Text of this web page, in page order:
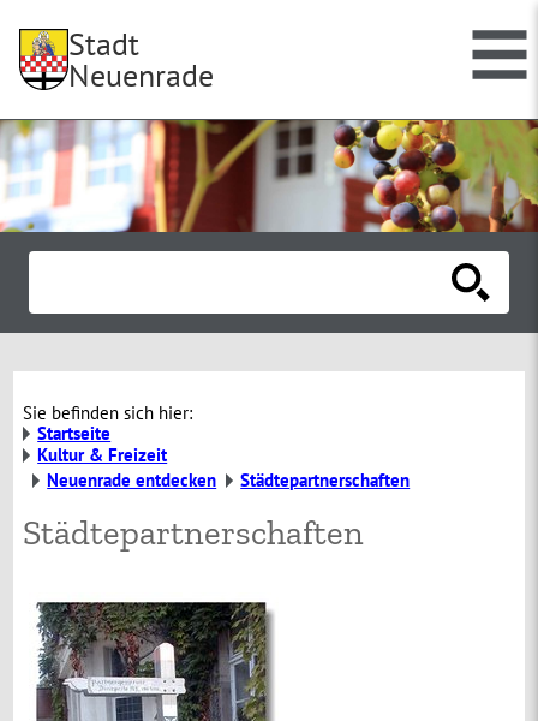
Stadt
Neuenrade
Sie befinden sich hier:
Startseite
Kultur & Freizeit
Neuenrade entdecken
Städtepartnerschaften
Städtepartnerschaften